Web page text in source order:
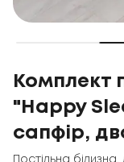
Комплект
"Happy
сапфір,
Постільна білизна